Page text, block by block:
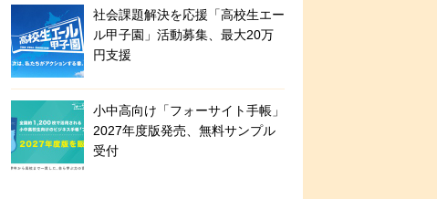
社会課題解決を応援「高校生エー
ル甲子園」活動募集、最大20万
円支援
小中高向け「フォーサイト手帳」
2027年度版発売、無料サンプル
受付